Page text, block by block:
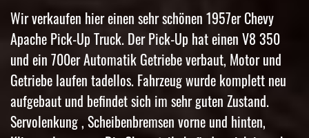
Wir verkaufen hier einen sehr schönen 1957er Chevy
Apache Pick-Up Truck. Der Pick-Up hat einen V8 350
und ein 700er Automatik Getriebe verbaut, Motor und
Getriebe laufen tadellos. Fahrzeug wurde komplett neu
aufgebaut und befindet sich im sehr guten Zustand.
Servolenkung , Scheibenbremsen vorne und hinten,